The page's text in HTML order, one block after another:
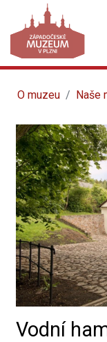
O muzeu Naše
Vodní